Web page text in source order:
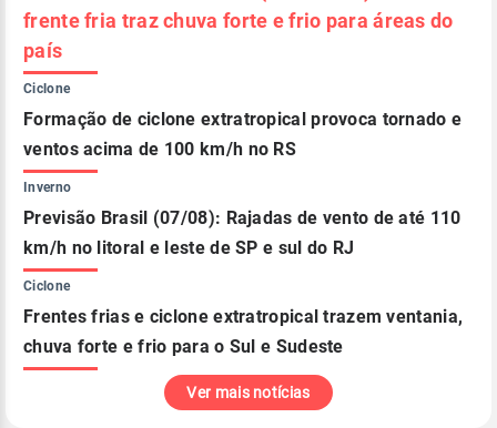
frente fria traz chuva forte e frio para áreas do
país
Ciclone
Formação de ciclone extratropical provoca tornado e
ventos acima de 100 km/h no RS
Inverno
Previsão Brasil (07/08): Rajadas de vento de até 110
km/h no litoral e leste de SP e sul do RJ
Ciclone
Frentes frias e ciclone extratropical trazem ventania,
chuva forte e frio para o Sul e Sudeste
Ver mais notícias